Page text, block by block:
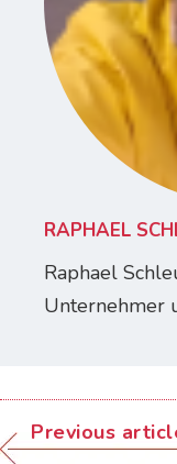
RAPHAEL
Raphael
Unternehmer
Previous